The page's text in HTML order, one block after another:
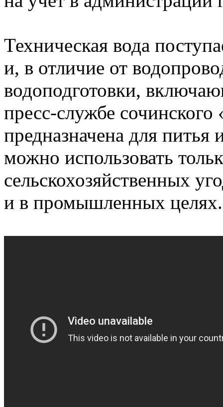
Техническая вода
и, в отличие от
водоподготовки,
пресс-службе
предназначена для
можно использовать
сельскохозяйственных
и в промышленных целях.